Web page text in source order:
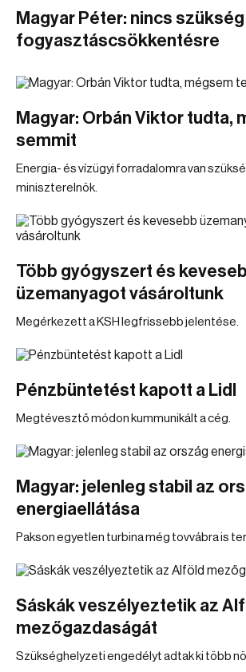
Magyar Péter: nincs
fogyasztáscsökkentésre
Magyar: Orbán Viktor tudta,
semmit
Energia- és vízügyi forradalomra van
miniszterelnök.
Több gyógyszert és
üzemanyagot vásároltunk
Megérkezett a KSH legfrissebb jelentése.
Pénzbüntetést kapott a Lidl
Megtévesztő módon kummunikált a cég.
Magyar: jelenleg stabil az
energiaellátása
Pakson egyetlen turbina még tovvábra is
Sáskák veszélyeztetik az
mezőgazdaságát
Szükséghelyzeti engedélyt adtak ki több